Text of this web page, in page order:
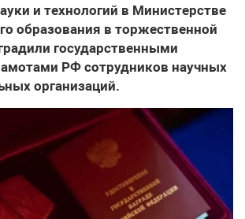
и технологий в Министерстве
образования в торжественной
государственными
РФ сотрудников научных
организаций.